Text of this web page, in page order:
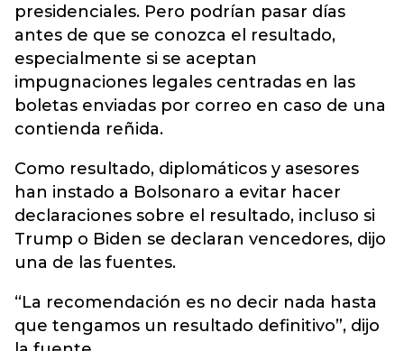
presidenciales. Pero podrían pasar días
antes de que se conozca el resultado,
especialmente si se aceptan
impugnaciones legales centradas en las
boletas enviadas por correo en caso de una
contienda reñida.
Como resultado, diplomáticos y asesores
han instado a Bolsonaro a evitar hacer
declaraciones sobre el resultado, incluso si
Trump o Biden se declaran vencedores, dijo
una de las fuentes.
“La recomendación es no decir nada hasta
que tengamos un resultado definitivo”, dijo